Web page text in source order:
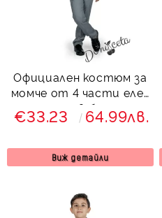
Официален костюм за
момче от 4 части елек
, риза в бяло,
панталон и папийонка
€33.23 64.99лв.
Виж детайли